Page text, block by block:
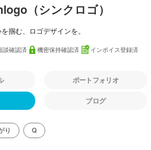
（シンクロゴ）
掴む、ロゴデザインを。
談確認済 機密保持確認済 インボイス登録済
ポートフォリオ
ブログ
り Q